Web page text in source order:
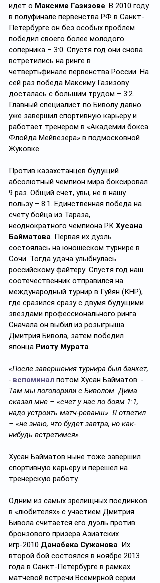
идет о Максиме Газизове. В 2010 году
в полуфинале первенства РФ в Санкт-
Петербурге он без особых проблем
победил своего более молодого
соперника – 3:0. Спустя год они снова
встретились на ринге в
четвертьфинале первенства России. На
сей раз победа Максиму Газизову
досталась с большим трудом – 3:2.
Главный специалист по Биволу давно
уже завершил спортивную карьеру и
работает тренером в «Академии бокса
Флойда Мейвезера» в подмосковной
Жуковке.
Против казахстанцев будущий
абсолютный чемпион мира боксировал
9 раз. Общий счет, увы, не в нашу
пользу – 8:1. Единственная победа на
счету бойца из Тараза,
неоднократного чемпиона РК Хусана
Байматова. Первая их дуэль
состоялась на юношеском турнире в
Сочи. Тогда удача улыбнулась
российскому файтеру. Спустя год наш
соотечественник отправился на
международный турнир в Гуйян (КНР),
где сразился сразу с двумя будущими
звездами профессионального ринга.
Сначала он выбил из розыгрыша
Дмитрия Бивола, затем победил
японца Риоту Мурата.
«После завершения турнира был банкет,
- вспоминал потом Хусан Байматов. -
Там мы поговорили с Биволом. Дима
сказал мне – «счет у нас по боям 1:1,
надо устроить матч-реванш». Я ответил
– «не знаю, что будет завтра, но как-
нибудь встретимся».
Хусан Байматов ныне тоже завершил
спортивную карьеру и перешел на
тренерскую работу.
Одним из самых зрелищных поединков
в «любителях» с участием Дмитрия
Бивола считается его дуэль против
бронзового призера Азиатских
игр-2010 Данабека Сужанова. Их
второй бой состоялся в ноябре 2013
года в Санкт-Петербурге в рамках
матчевой встречи Всемирной серии